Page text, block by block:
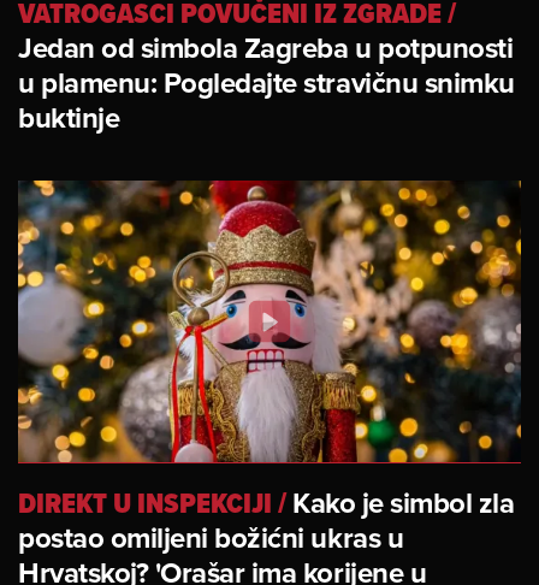
VATROGASCI POVUČENI IZ ZGRADE/
Jedan od simbola Zagreba u potpunosti
u plamenu: Pogledajte stravičnu snimku
buktinje
DIREKT U INSPEKCIJI/Kako je simbol zla
postao omiljeni božićni ukras u
Hrvatskoj? 'Orašar ima korijene u